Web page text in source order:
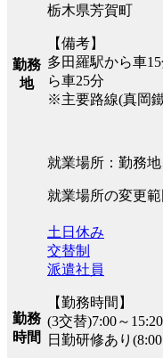
勤務
地
栃木県芳賀町
【備考】
多田羅駅から車
ら車25分
※主要路線(真岡
就業場所：勤務
就業場所の変更
勤務
時間
土日休み
交替制
派遣社員
【勤務時間】
(3交替)7:00～
日勤研修あり